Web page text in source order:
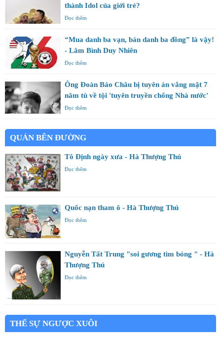
thành Idol của giới trẻ?
Đọc thêm
“Mua danh ba vạn, bán danh ba đồng” là vậy!
- Lâm Bình Duy Nhiên
Đọc thêm
Ông Đoàn Bảo Châu bị tuyên án vắng mặt 7
năm tù về tội 'tuyên truyền chống Nhà nước'
Đọc thêm
QUÁN BÊN ĐƯỜNG
Tô Định ngày xưa - Hà Thượng Thủ
Đọc thêm
Quốc nạn tham ô - Hà Thượng Thủ
Đọc thêm
Nguyễn Tất Trung "soi gương tìm bóng " - Hà
Thượng Thủ
Đọc thêm
THẾ SỰ NGƯỢC XUÔI